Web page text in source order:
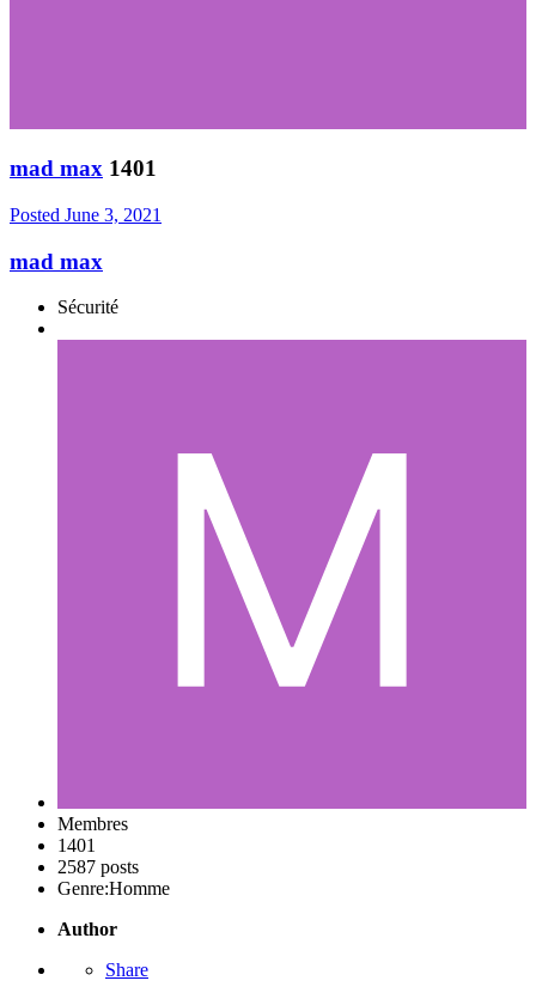
mad max 1401
Posted June 3, 2021
mad max
Sécurité
Membres
1401
2587 posts
Genre:Homme
Author
Share